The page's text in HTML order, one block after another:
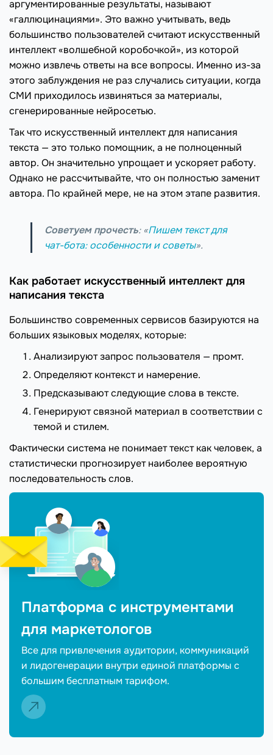
аргументированные результаты, называют
«галлюцинациями». Это важно учитывать, ведь
большинство пользователей считают искусственный
интеллект «волшебной коробочкой», из которой
можно извлечь ответы на все вопросы. Именно из-за
этого заблуждения не раз случались ситуации, когда
СМИ приходилось извиняться за материалы,
сгенерированные нейросетью.
Так что искусственный интеллект для написания
текста — это только помощник, а не полноценный
автор. Он значительно упрощает и ускоряет работу.
Однако не рассчитывайте, что он полностью заменит
автора. По крайней мере, не на этом этапе развития.
Советуем прочесть: «Пишем текст для
чат-бота: особенности и советы».
Как работает искусственный интеллект для
написания текста
Большинство современных сервисов базируются на
больших языковых моделях, которые:
Анализируют запрос пользователя — промт.
Определяют контекст и намерение.
Предсказывают следующие слова в тексте.
Генерируют связной материал в соответствии с
темой и стилем.
Фактически система не понимает текст как человек, а
статистически прогнозирует наиболее вероятную
последовательность слов.
Платформа с инструментами
для маркетологов
Все для привлечения аудитории, коммуникаций
и лидогенерации внутри единой платформы с
большим бесплатным тарифом.